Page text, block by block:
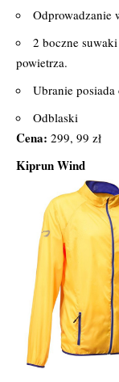
Odprowadzanie
2 boczne
powietrza.
Ubranie
Odblaski
Cena: 299, 99 zł
Kiprun Wind